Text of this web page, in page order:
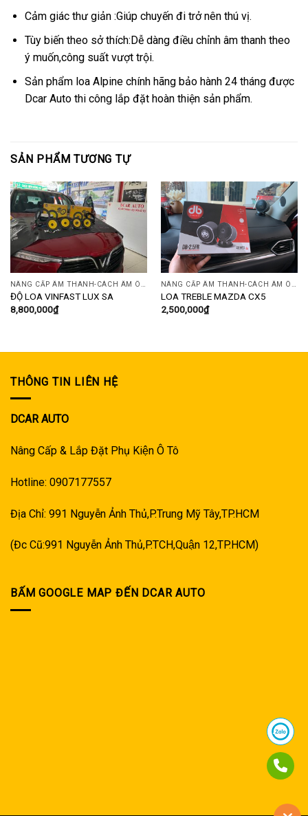
Cảm giác thư giản :Giúp chuyến đi trở nên thú vị.
Tùy biến theo sở thích:Dễ dàng điều chỉnh âm thanh theo
ý muốn,công suất vượt trội.
Sản phẩm loa Alpine chính hãng bảo hành 24 tháng được
Dcar Auto thi công lắp đặt hoàn thiện sản phẩm.
SẢN PHẨM TƯƠNG TỰ
ĐỘ LOA VINFAST LUX SA
8,800,000₫
LOA TREBLE MAZDA CX5
2,500,000₫
THÔNG TIN LIÊN HỆ
DCAR AUTO
Nâng Cấp & Lắp Đặt Phụ Kiện Ô Tô
Hotline: 0907177557
Địa Chỉ: 991 Nguyễn Ảnh Thủ,P.Trung Mỹ Tây,TP.HCM
(Đc Cũ:991 Nguyễn Ảnh Thủ,P.TCH,Quận 12,TP.HCM)
BẤM GOOGLE MAP ĐẾN DCAR AUTO